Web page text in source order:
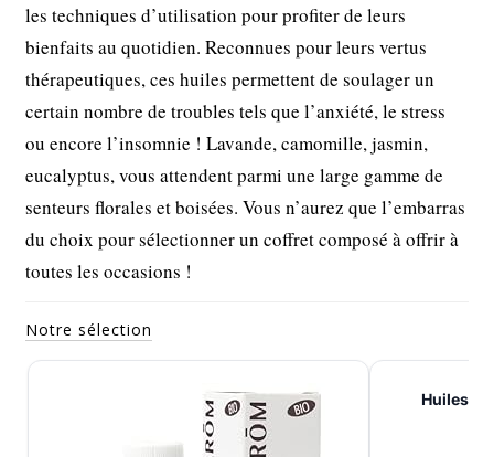
les techniques d’utilisation pour profiter de leurs
bienfaits au quotidien. Reconnues pour leurs vertus
thérapeutiques, ces huiles permettent de soulager un
certain nombre de troubles tels que l’anxiété, le stress
ou encore l’insomnie ! Lavande, camomille, jasmin,
eucalyptus, vous attendent parmi une large gamme de
senteurs florales et boisées. Vous n’aurez que l’embarras
du choix pour sélectionner un coffret composé à offrir à
toutes les occasions !
Notre sélection
Huiles